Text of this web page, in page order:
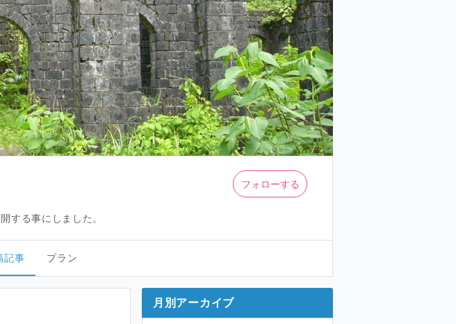
する事にしました。
フォローする
記事 プラン
月別アーカイブ